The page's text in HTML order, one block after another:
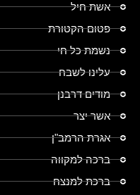
אשת חיל
פטום הקטורת
נשמת כל חי
עלינו לשבח
מודים דרבנן
אשר יצר
אגרת הרמב"ן
ברכה למקווה
ברכת למנצח